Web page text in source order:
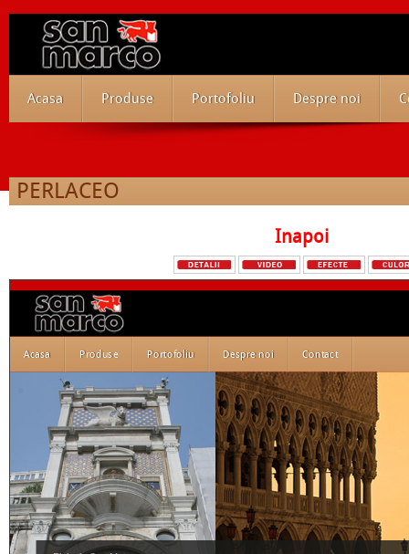
Acasa Produse Portofoliu Despre noi
PERLACEO
Inapoi